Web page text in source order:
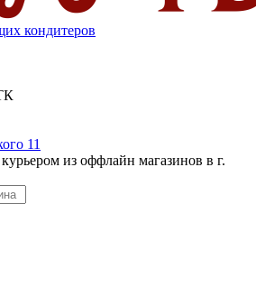
кондитеров
11
из оффлайн магазинов в г.